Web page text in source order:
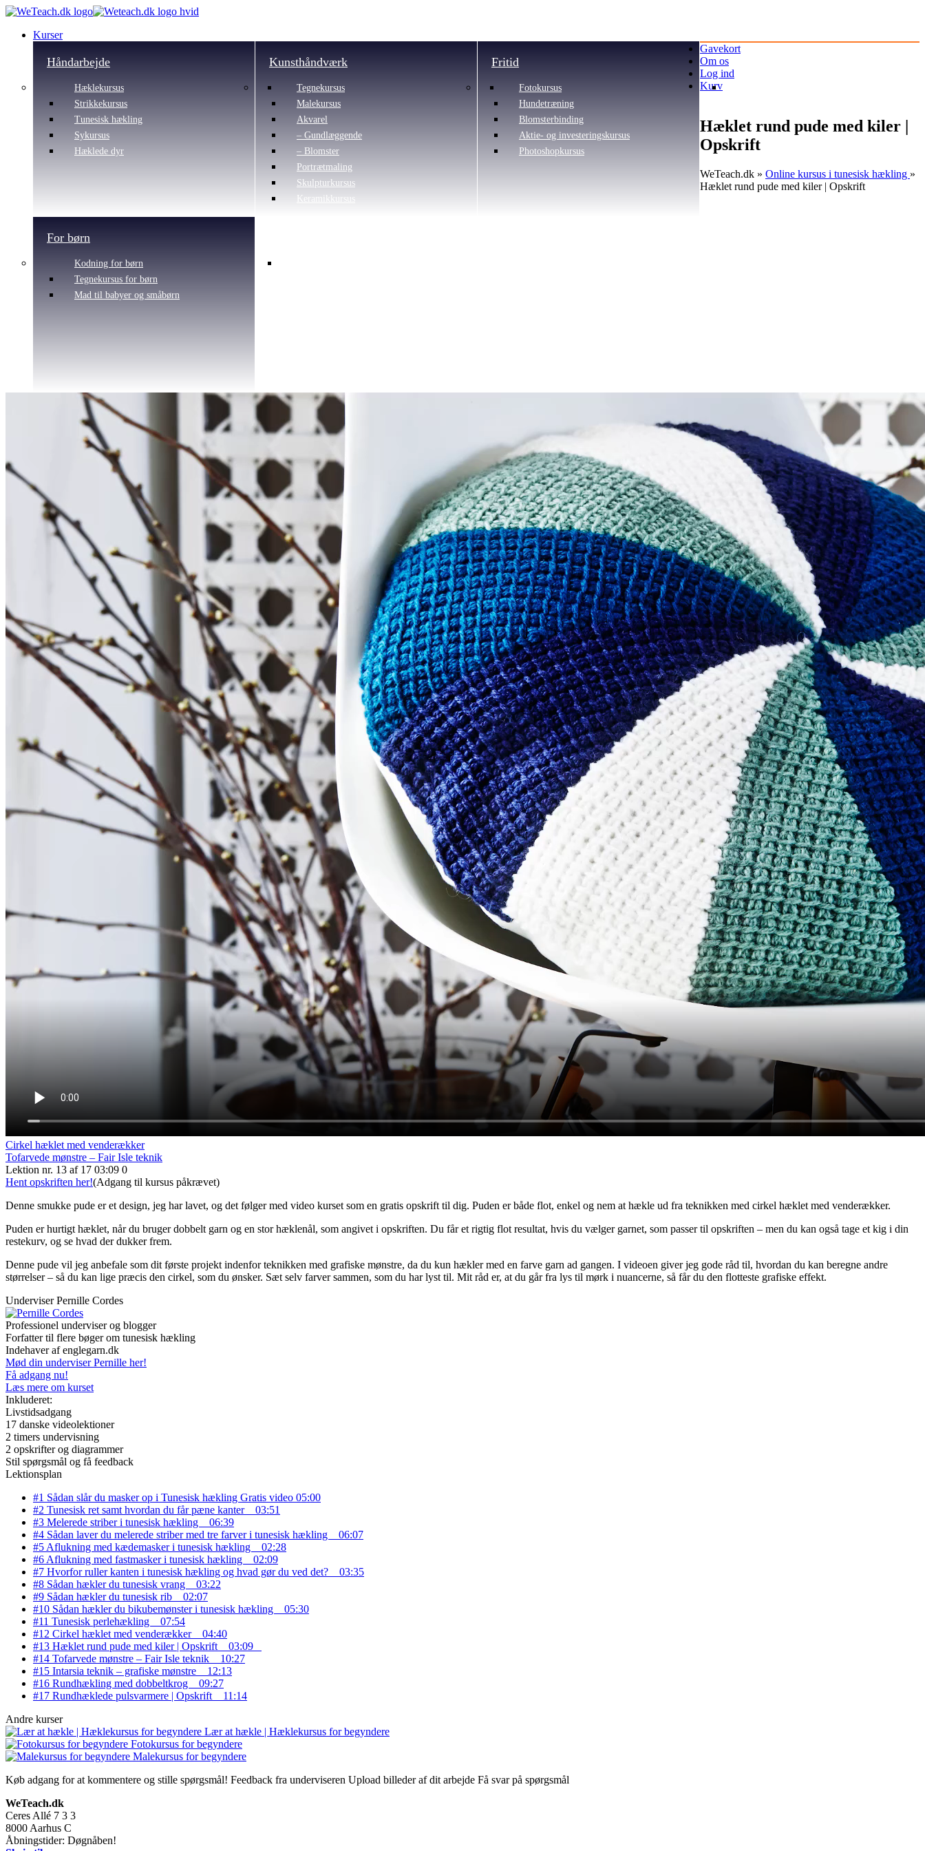
Kurser
Håndarbejde
Hæklekursus
Strikkekursus
Tunesisk hækling
Sykursus
Hæklede dyr
Kunsthåndværk
Tegnekursus
Malekursus
Akvarel
– Gundlæggende
– Blomster
Portrætmaling
Skulpturkursus
Keramikkursus
Fritid
Fotokursus
Hundetræning
Blomsterbinding
Aktie- og investeringskursus
Photoshopkursus
For børn
Kodning for børn
Tegnekursus for børn
Mad til babyer og småbørn
Gavekort
Om os
Log ind
Kurv
Hæklet rund pude med kiler |
Opskrift
WeTeach.dk » Online kursus i tunesisk hækling »
Hæklet rund pude med kiler | Opskrift
Cirkel hæklet med venderækker
Tofarvede mønstre – Fair Isle teknik
Lektion nr. 13 af 17 03:09 0
Hent opskriften her!(Adgang til kursus påkrævet)
Denne smukke pude er et design, jeg har lavet, og det følger med video kurset som en gratis opskrift til dig. Puden er både flot, enkel og nem at hækle ud fra teknikken med cirkel hæklet med venderækker.
Puden er hurtigt hæklet, når du bruger dobbelt garn og en stor hæklenål, som angivet i opskriften. Du får et rigtig flot resultat, hvis du vælger garnet, som passer til opskriften – men du kan også tage et kig i din
restekurv, og se hvad der dukker frem.
Denne pude vil jeg anbefale som dit første projekt indenfor teknikken med grafiske mønstre, da du kun hækler med en farve garn ad gangen. I videoen giver jeg gode råd til, hvordan du kan beregne andre
størrelser – så du kan lige præcis den cirkel, som du ønsker. Sæt selv farver sammen, som du har lyst til. Mit råd er, at du går fra lys til mørk i nuancerne, så får du den flotteste grafiske effekt.
Underviser Pernille Cordes
Professionel underviser og blogger
Forfatter til flere bøger om tunesisk hækling
Indehaver af englegarn.dk
Mød din underviser Pernille her!
Få adgang nu!
Læs mere om kurset
Inkluderet:
Livstidsadgang
17 danske videolektioner
2 timers undervisning
2 opskrifter og diagrammer
Stil spørgsmål og få feedback
Lektionsplan
#1 Sådan slår du masker op i Tunesisk hækling Gratis video 05:00
#2 Tunesisk ret samt hvordan du får pæne kanter
03:51
#3 Melerede striber i tunesisk hækling
06:39
#4 Sådan laver du melerede striber med tre farver i tunesisk hækling
06:07
#5 Aflukning med kædemasker i tunesisk hækling
02:28
#6 Aflukning med fastmasker i tunesisk hækling
02:09
#7 Hvorfor ruller kanten i tunesisk hækling og hvad gør du ved det?
03:35
#8 Sådan hækler du tunesisk vrang
03:22
#9 Sådan hækler du tunesisk rib
02:07
#10 Sådan hækler du bikubemønster i tunesisk hækling
05:30
#11 Tunesisk perlehækling
07:54
#12 Cirkel hæklet med venderækker
04:40
#13 Hæklet rund pude med kiler | Opskrift
03:09
#14 Tofarvede mønstre – Fair Isle teknik
10:27
#15 Intarsia teknik – grafiske mønstre
12:13
#16 Rundhækling med dobbeltkrog
09:27
#17 Rundhæklede pulsvarmere | Opskrift
11:14
Andre kurser
Lær at hækle | Hæklekursus for begyndere
Fotokursus for begyndere
Malekursus for begyndere
Køb adgang for at kommentere og stille spørgsmål! Feedback fra underviseren Upload billeder af dit arbejde Få svar på spørgsmål
WeTeach.dk
Ceres Allé 7 3 3
8000 Aarhus C
Åbningstider: Døgnåben!